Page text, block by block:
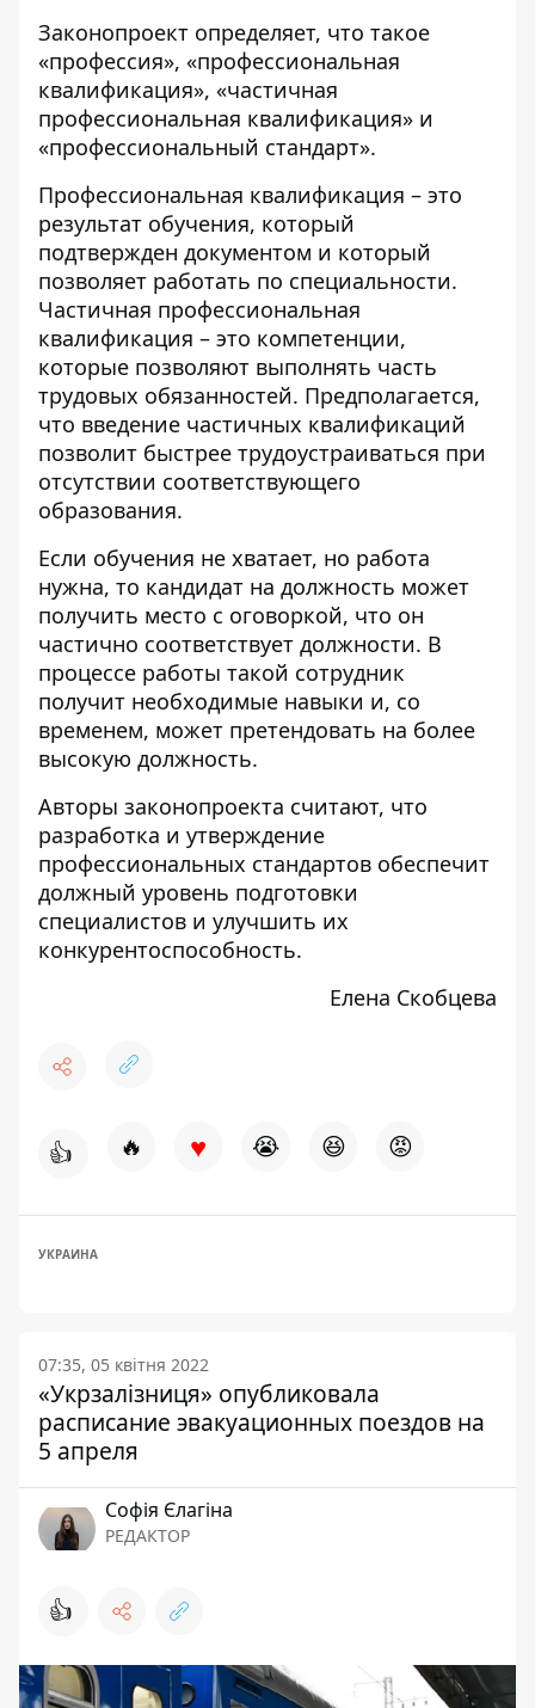
Законопроект определяет, что такое
«профессия», «профессиональная
квалификация», «частичная
профессиональная квалификация» и
«профессиональный стандарт».
Профессиональная квалификация – это
результат обучения, который
подтвержден документом и который
позволяет работать по специальности.
Частичная профессиональная
квалификация – это компетенции,
которые позволяют выполнять часть
трудовых обязанностей. Предполагается,
что введение частичных квалификаций
позволит быстрее трудоустраиваться при
отсутствии соответствующего
образования.
Если обучения не хватает, но работа
нужна, то кандидат на должность может
получить место с оговоркой, что он
частично соответствует должности. В
процессе работы такой сотрудник
получит необходимые навыки и, со
временем, может претендовать на более
высокую должность.
Авторы законопроекта считают, что
разработка и утверждение
профессиональных стандартов обеспечит
должный уровень подготовки
специалистов и улучшить их
конкурентоспособность.
Елена Скобцева
👍 🔥 ♥ 😭 😆 😡
УКРАИНА
07:35, 05 квітня 2022
«Укрзалізниця» опубликовала
расписание эвакуационных поездов на
5 апреля
Софія Єлагіна
РЕДАКТОР
👍